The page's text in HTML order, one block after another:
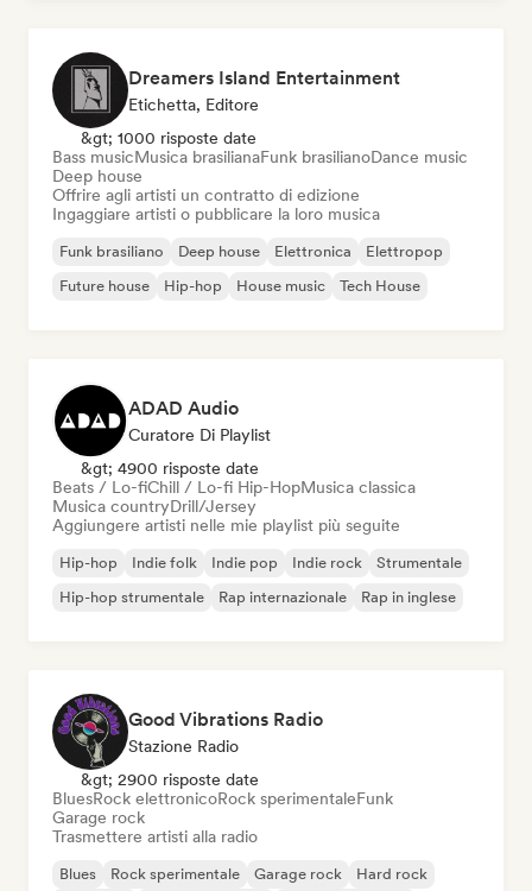
Dreamers Island Entertainment
Etichetta, Editore
&gt; 1000 risposte date
Bass musicMusica brasilianaFunk brasilianoDance music
Deep house
Offrire agli artisti un contratto di edizione
Ingaggiare artisti o pubblicare la loro musica
Funk brasiliano Deep house Elettronica
Elettropop
Future house
Hip-hop House music Tech House
ADAD Audio
Curatore Di Playlist
&gt; 4900 risposte date
Beats / Lo-fiChill / Lo-fi Hip-HopMusica classica
Musica countryDrill/Jersey
Aggiungere artisti nelle mie playlist più seguite
Hip-hop Indie folk Indie pop Indie rock
Strumentale
Hip-hop strumentale
Rap internazionale Rap in inglese
Good Vibrations Radio
Stazione Radio
&gt; 2900 risposte date
BluesRock elettronicoRock sperimentaleFunk
Garage rock
Trasmettere artisti alla radio
Blues Rock sperimentale Garage rock
Hard rock